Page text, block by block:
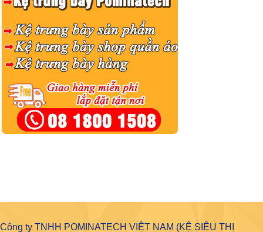
Công ty TNHH POMINATECH VIỆT NAM (KỆ SIÊU THỊ